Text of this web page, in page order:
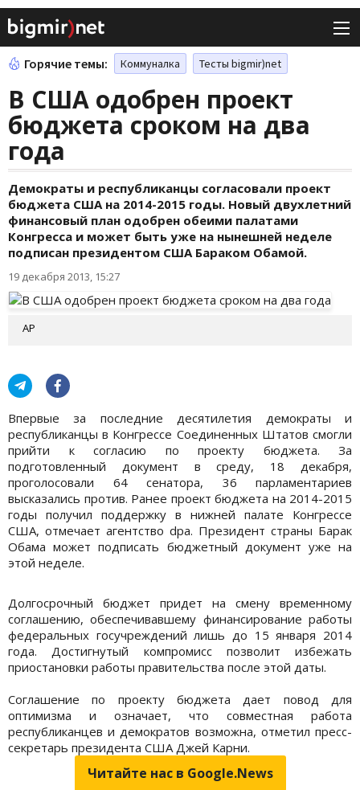
Горячие темы: Коммуналка Тесты bigmir)net
В США одобрен проект
бюджета сроком на два
года
Демократы и республиканцы согласовали проект
бюджета США на 2014-2015 годы. Новый двухлетний
финансовый план одобрен обеими палатами
Конгресса и может быть уже на нынешней неделе
подписан президентом США Бараком Обамой.
19 декабря 2013, 15:27
AP
Впервые за последние десятилетия демократы и
республиканцы в Конгрессе Соединенных Штатов смогли
прийти к согласию по проекту бюджета. За
подготовленный документ в среду, 18 декабря,
проголосовали 64 сенатора, 36 парламентариев
высказались против. Ранее проект бюджета на 2014-2015
годы получил поддержку в нижней палате Конгрессе
США, отмечает агентство dpa. Президент страны Барак
Обама может подписать бюджетный документ уже на
этой неделе.
Долгосрочный бюджет придет на смену временному
соглашению, обеспечивавшему финансирование работы
федеральных госучреждений лишь до 15 января 2014
года. Достигнутый компромисс позволит избежать
приостановки работы правительства после этой даты.
Соглашение по проекту бюджета дает повод для
оптимизма и означает, что совместная работа
республиканцев и демократов возможна, отметил пресс-
секретарь президента США Джей Карни.
Читайте нас в Google.News